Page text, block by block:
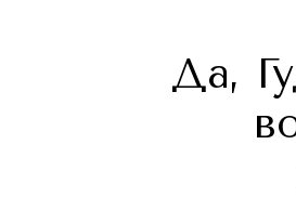
Да,